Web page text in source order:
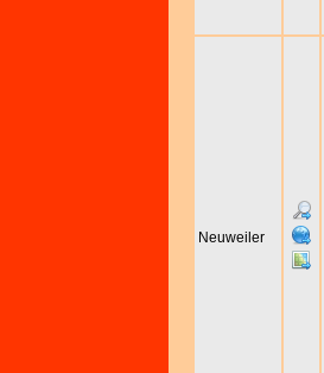
Neuweiler